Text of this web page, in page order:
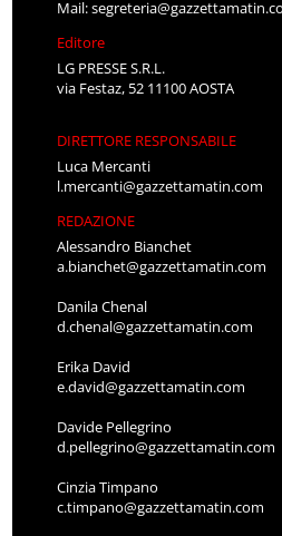
Mail:
Editore
LG PRESSE S.R.L.
via Festaz, 52 11100 AOSTA
DIRETTORE RESPONSABILE
Luca Mercanti
l.mercanti@gazzettamatin.com
REDAZIONE
Alessandro Bianchet
a.bianchet@gazzettamatin.com
Danila Chenal
d.chenal@gazzettamatin.com
Erika David
e.david@gazzettamatin.com
Davide Pellegrino
d.pellegrino@gazzettamatin.com
Cinzia Timpano
c.timpano@gazzettamatin.com